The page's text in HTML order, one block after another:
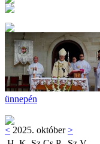
ünnepén
< 2025. október>